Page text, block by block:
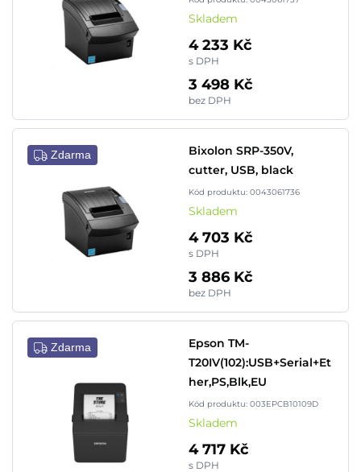
Skladem
4 233 Kč
s DPH
3 498 Kč
bez DPH
Zdarma
Bixolon SRP-350V,
cutter, USB, black
Kód produktu: 0043061736
Skladem
4 703 Kč
s DPH
3 886 Kč
bez DPH
Zdarma
Epson TM-
T20IV(102):USB+Serial+Et
her,PS,Blk,EU
Kód produktu: 003EPCB10109D
Skladem
4 717 Kč
s DPH